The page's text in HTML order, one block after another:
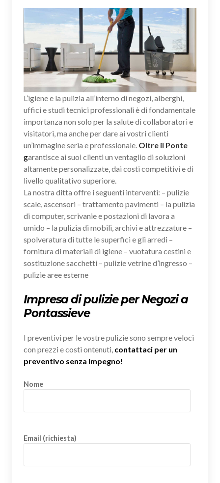
L’igiene e la pulizia all’interno di negozi, alberghi,
uffici e studi tecnici professionali è di fondamentale
importanza non solo per la salute di collaboratori e
visitatori, ma anche per dare ai vostri clienti
un’immagine seria e professionale. Oltre il Ponte
garantisce ai suoi clienti un ventaglio di soluzioni
altamente personalizzate, dai costi competitivi e di
livello qualitativo superiore.
La nostra ditta offre i seguenti interventi: – pulizie
scale, ascensori – trattamento pavimenti – la pulizia
di computer, scrivanie e postazioni di lavora a
umido – la pulizia di mobili, archivi e attrezzature –
spolveratura di tutte le superfici e gli arredi –
fornitura di materiali di igiene – vuotatura cestini e
sostituzione sacchetti – pulizie vetrine d’ingresso –
pulizie aree esterne
Impresa di pulizie per Negozi a
Pontassieve
I preventivi per le vostre pulizie sono sempre veloci
con prezzi e costi ontenuti, contattaci per un
preventivo senza impegno!
Nome
Email (richiesta)